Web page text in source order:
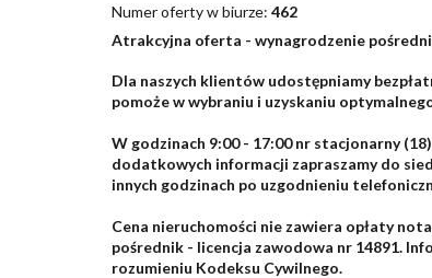
Numer oferty w biurze: 462
Atrakcyjna oferta - wynagrodzenie
Dla naszych klientów udostępniamy
pomoże w wybraniu i uzyskaniu
W godzinach 9:00 - 17:00 nr stacjonarny
dodatkowych informacji zapraszamy do
innych godzinach po uzgodnieniu
Cena nieruchomości nie zawiera opłaty
pośrednik - licencja zawodowa nr 14891.
rozumieniu Kodeksu Cywilnego.